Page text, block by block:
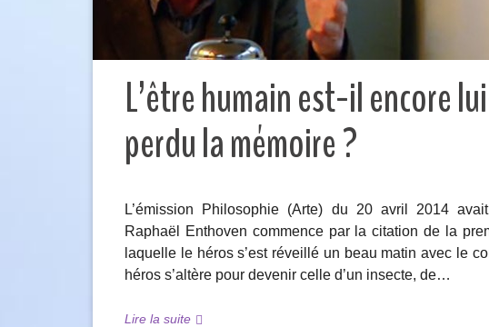
L’être humain est-il encore
perdu la mémoire ?
L’émission Philosophie (Arte) du 20 avril 2014
Raphaël Enthoven commence par la citation de la
laquelle le héros s’est réveillé un beau matin avec le
héros s’altère pour devenir celle d’un insecte, de…
Lire la suite